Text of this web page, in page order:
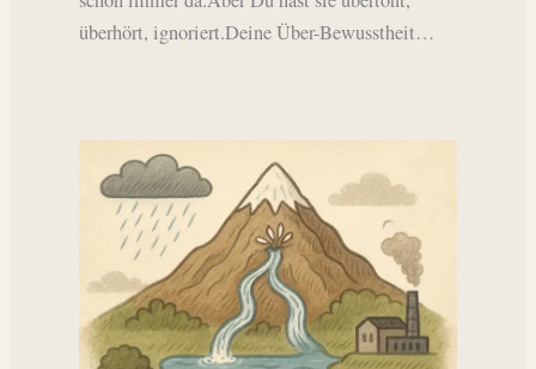
überhört, ignoriert.Deine Über-Bewusstheit…